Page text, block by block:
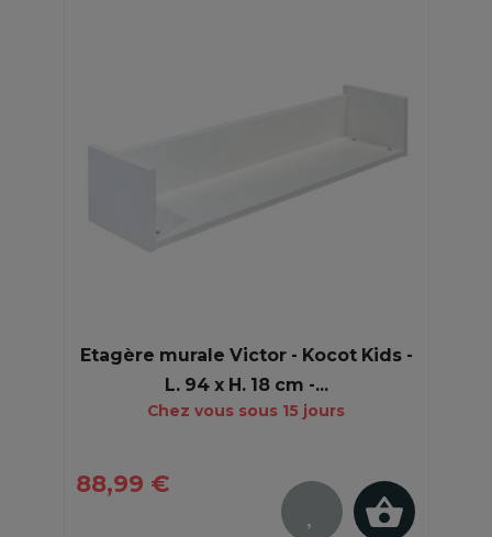
Etagère murale Victor - Kocot Kids -
L. 94 x H. 18 cm -...
Chez vous sous 15 jours
88,99 €